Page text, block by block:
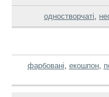
одностворчаті,
фарбовані, екошпон,